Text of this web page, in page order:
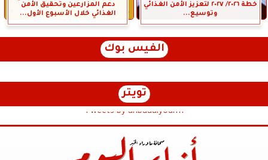
خطة ٢٠٢٦/ ٢٠٢٧ لتعزيز الأمن الغذائي
وتوسيع...
دعم المزارعين وتحقيق الأمن
الغذائي خلال الأسبوع الأول...
الفيس بوك
تويتر
Tweets by anbaaalyoum1